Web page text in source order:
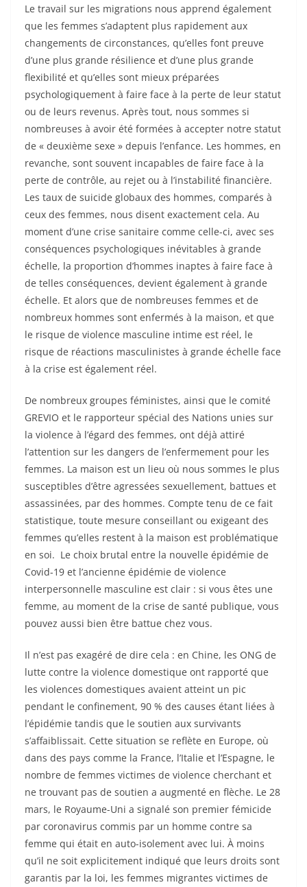
Le travail sur les migrations nous apprend également
que les femmes s’adaptent plus rapidement aux
changements de circonstances, qu’elles font preuve
d’une plus grande résilience et d’une plus grande
flexibilité et qu’elles sont mieux préparées
psychologiquement à faire face à la perte de leur statut
ou de leurs revenus. Après tout, nous sommes si
nombreuses à avoir été formées à accepter notre statut
de « deuxième sexe » depuis l’enfance. Les hommes, en
revanche, sont souvent incapables de faire face à la
perte de contrôle, au rejet ou à l’instabilité financière.
Les taux de suicide globaux des hommes, comparés à
ceux des femmes, nous disent exactement cela. Au
moment d’une crise sanitaire comme celle-ci, avec ses
conséquences psychologiques inévitables à grande
échelle, la proportion d’hommes inaptes à faire face à
de telles conséquences, devient également à grande
échelle. Et alors que de nombreuses femmes et de
nombreux hommes sont enfermés à la maison, et que
le risque de violence masculine intime est réel, le
risque de réactions masculinistes à grande échelle face
à la crise est également réel.
De nombreux groupes féministes, ainsi que le comité
GREVIO et le rapporteur spécial des Nations unies sur
la violence à l’égard des femmes, ont déjà attiré
l’attention sur les dangers de l’enfermement pour les
femmes. La maison est un lieu où nous sommes le plus
susceptibles d’être agressées sexuellement, battues et
assassinées, par des hommes. Compte tenu de ce fait
statistique, toute mesure conseillant ou exigeant des
femmes qu’elles restent à la maison est problématique
en soi. Le choix brutal entre la nouvelle épidémie de
Covid-19 et l’ancienne épidémie de violence
interpersonnelle masculine est clair : si vous êtes une
femme, au moment de la crise de santé publique, vous
pouvez aussi bien être battue chez vous.
Il n’est pas exagéré de dire cela : en Chine, les ONG de
lutte contre la violence domestique ont rapporté que
les violences domestiques avaient atteint un pic
pendant le confinement, 90 % des causes étant liées à
l’épidémie tandis que le soutien aux survivants
s’affaiblissait. Cette situation se reflète en Europe, où
dans des pays comme la France, l’Italie et l’Espagne, le
nombre de femmes victimes de violence cherchant et
ne trouvant pas de soutien a augmenté en flèche. Le 28
mars, le Royaume-Uni a signalé son premier fémicide
par coronavirus commis par un homme contre sa
femme qui était en auto-isolement avec lui. À moins
qu’il ne soit explicitement indiqué que leurs droits sont
garantis par la loi, les femmes migrantes victimes de